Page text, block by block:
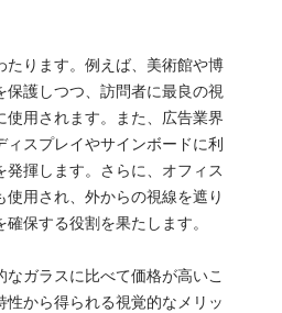
たります。例えば、美術館や博
護しつつ、訪問者に最良の視
使用されます。また、広告業界
ィスプレイやサインボードに利
発揮します。さらに、オフィス
使用され、外からの視線を遮り
保する役割を果たします。
ガラスに比べて価格が高いこ
性から得られる視覚的なメリッ